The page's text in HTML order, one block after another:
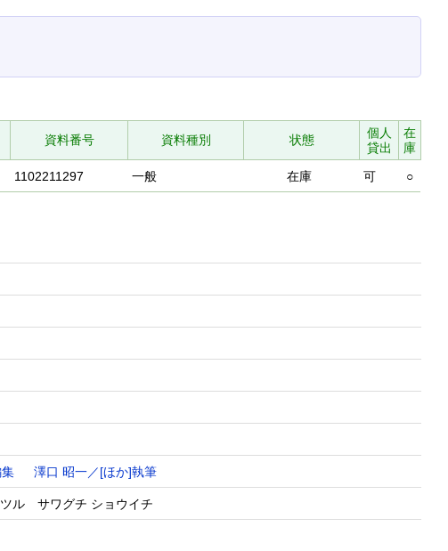
資料番号 資料種別 状態
個人
貸出
在
庫
1102211297 一般 在庫 可 ○
澤口 昭一／[ほか]執筆
ル サワグチ ショウイチ